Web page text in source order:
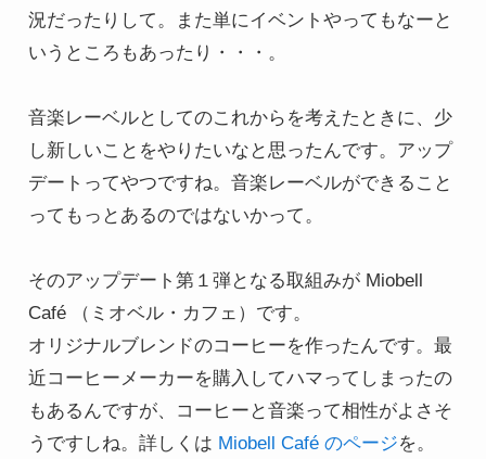
況だったりして。また単にイベントやってもなーと
いうところもあったり・・・。
音楽レーベルとしてのこれからを考えたときに、少
し新しいことをやりたいなと思ったんです。アップ
デートってやつですね。音楽レーベルができること
ってもっとあるのではないかって。
そのアップデート第１弾となる取組みが Miobell
Café （ミオベル・カフェ）です。
オリジナルブレンドのコーヒーを作ったんです。最
近コーヒーメーカーを購入してハマってしまったの
もあるんですが、コーヒーと音楽って相性がよさそ
うですしね。詳しくは Miobell Café のページを。